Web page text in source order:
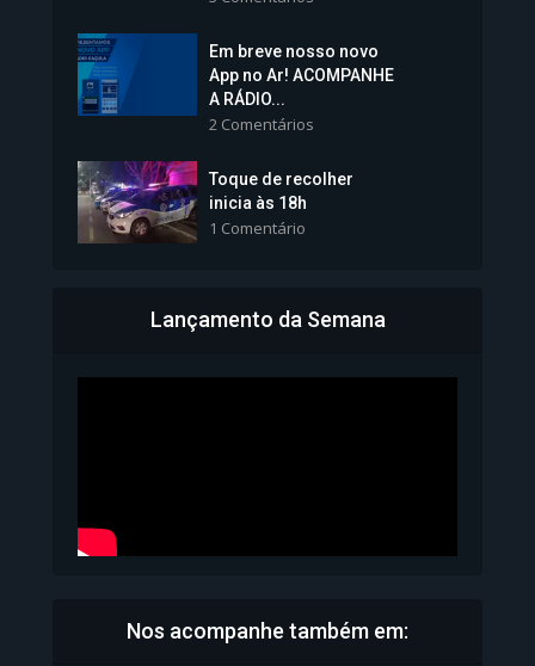
Vice-Prefeita Sheila Lemos
tomará posse nesta...
1.101 Modos de exibição
Bahia inicia emissão da
Em breve nosso novo
App no Ar! ACOMPANHE
A RÁDIO...
2 Comentários
Toque de recolher
inicia às 18h
1 Comentário
Lançamento da Semana
Nos acompanhe também em: